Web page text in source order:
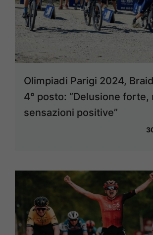
Olimpiadi Parigi 2024,
4° posto: “Delusione forte,
sensazioni positive”